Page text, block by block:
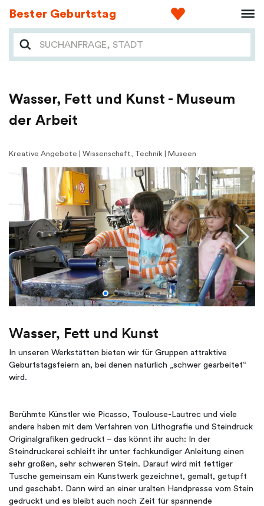
Bester Geburtstag
Wasser, Fett und Kunst - Museum
der Arbeit
Kreative Angebote | Wissenschaft, Technik | Museen
Wasser, Fett und Kunst
In unseren Werkstätten bieten wir für Gruppen attraktive
Geburtstagsfeiern an, bei denen natürlich „schwer gearbeitet“
wird.
Berühmte Künstler wie Picasso, Toulouse-Lautrec und viele
andere haben mit dem Verfahren von Lithografie und Steindruck
Originalgrafiken gedruckt – das könnt ihr auch: In der
Steindruckerei schleift ihr unter fachkundiger Anleitung einen
sehr großen, sehr schweren Stein. Darauf wird mit fettiger
Tusche gemeinsam ein Kunstwerk gezeichnet, gemalt, getupft
und geschabt. Dann wird an einer uralten Handpresse vom Stein
gedruckt und es bleibt auch noch Zeit für spannende